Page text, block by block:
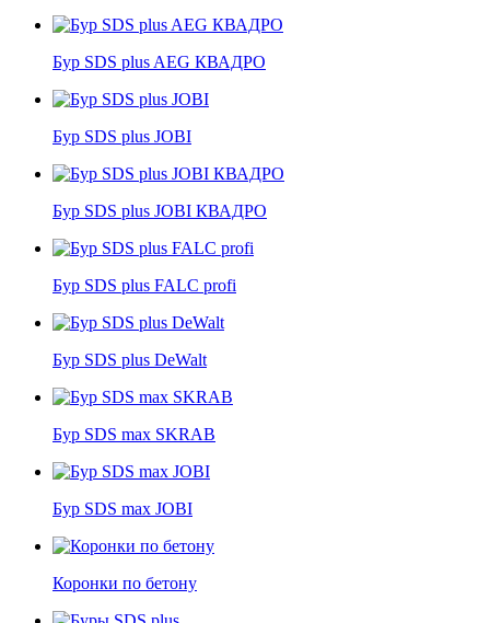
Бур SDS plus AEG КВАДРО
Бур SDS plus JOBI
Бур SDS plus JOBI КВАДРО
Бур SDS plus FALC profi
Бур SDS plus DeWalt
Бур SDS max SKRAB
Бур SDS max JOBI
Коронки по бетону